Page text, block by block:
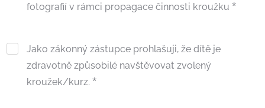
fotografií v rámci propagace činnosti kroužku
Jako zákonný zástupce prohlašuji, že dítě je
zdravotně způsobilé navštěvovat zvolený
kroužek/kurz.